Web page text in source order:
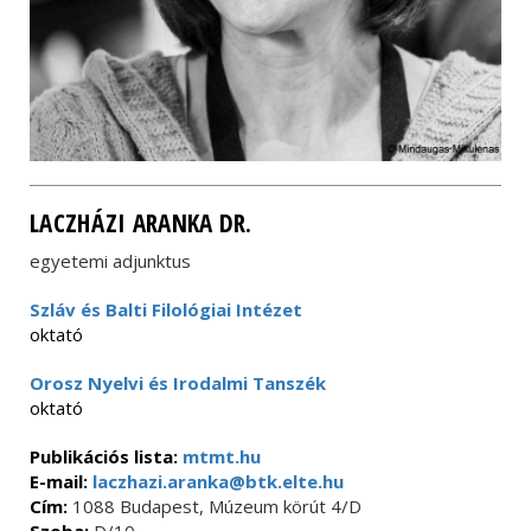
LACZHÁZI ARANKA DR.
egyetemi adjunktus
Szláv és Balti Filológiai Intézet
oktató
Orosz Nyelvi és Irodalmi Tanszék
oktató
Publikációs lista: mtmt.hu
E-mail: laczhazi.aranka@btk.elte.hu
Cím: 1088 Budapest, Múzeum körút 4/D